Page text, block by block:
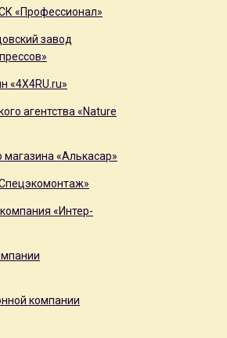
«Профессионал»
завод
«4X4RU.ru»
агентства «Nature
«Алькасар»
«Интер-
компании